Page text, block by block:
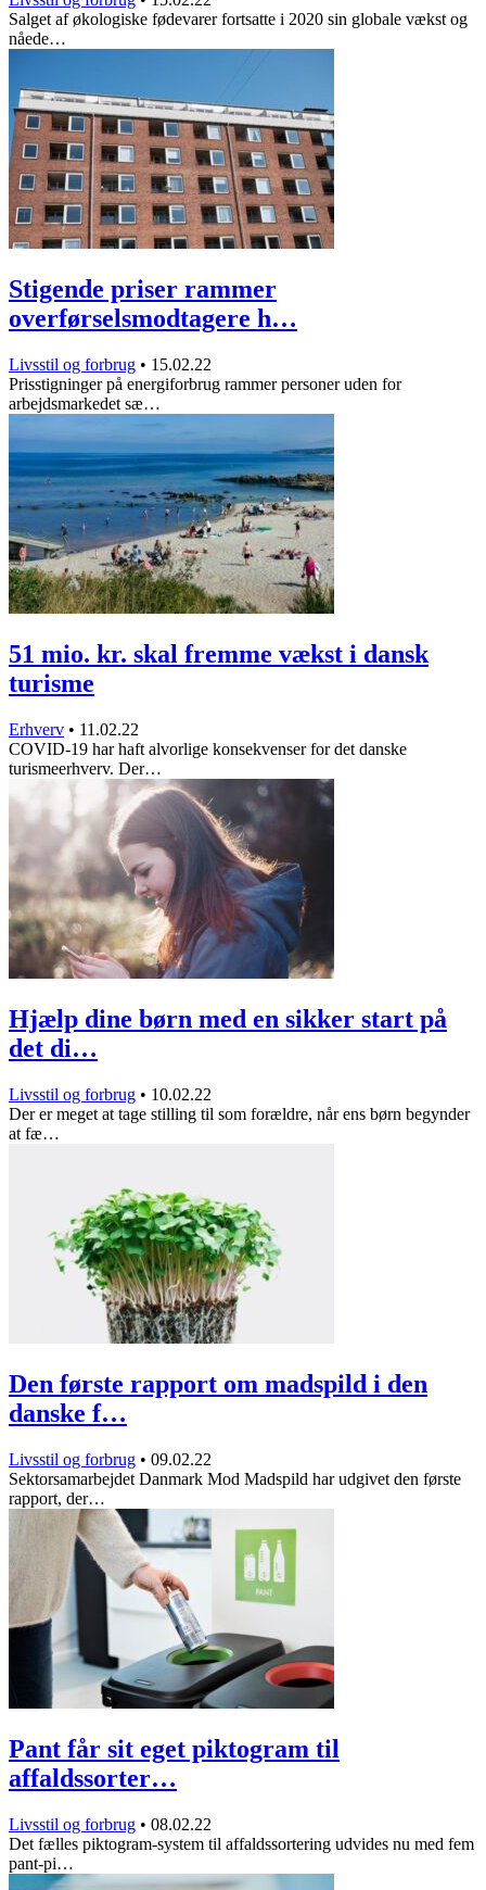
Salget af økologiske fødevarer fortsatte i 2020 sin globale vækst og
nåede…
Stigende priser rammer
overførselsmodtagere h…
Livsstil og forbrug • 15.02.22
Prisstigninger på energiforbrug rammer personer uden for
arbejdsmarkedet sæ…
51 mio. kr. skal fremme vækst i dansk
turisme
Erhverv • 11.02.22
COVID-19 har haft alvorlige konsekvenser for det danske
turismeerhverv. Der…
Hjælp dine børn med en sikker start på
det di…
Livsstil og forbrug • 10.02.22
Der er meget at tage stilling til som forældre, når ens børn begynder
at fæ…
Den første rapport om madspild i den
danske f…
Livsstil og forbrug • 09.02.22
Sektorsamarbejdet Danmark Mod Madspild har udgivet den første
rapport, der…
Pant får sit eget piktogram til
affaldssorter…
Livsstil og forbrug • 08.02.22
Det fælles piktogram-system til affaldssortering udvides nu med fem
pant-pi…